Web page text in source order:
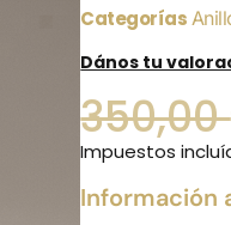
Categorías
Dános tu
350,00
Impuestos
Información